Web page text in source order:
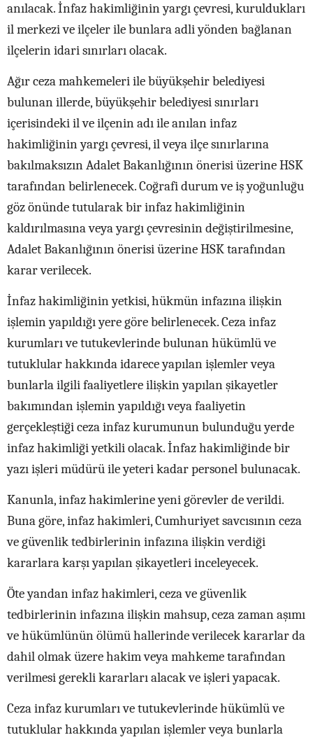
anılacak. İnfaz hakimliğinin yargı çevresi, kuruldukları
il merkezi ve ilçeler ile bunlara adli yönden bağlanan
ilçelerin idari sınırları olacak.
Ağır ceza mahkemeleri ile büyükşehir belediyesi
bulunan illerde, büyükşehir belediyesi sınırları
içerisindeki il ve ilçenin adı ile anılan infaz
hakimliğinin yargı çevresi, il veya ilçe sınırlarına
bakılmaksızın Adalet Bakanlığının önerisi üzerine HSK
tarafından belirlenecek. Coğrafi durum ve iş yoğunluğu
göz önünde tutularak bir infaz hakimliğinin
kaldırılmasına veya yargı çevresinin değiştirilmesine,
Adalet Bakanlığının önerisi üzerine HSK tarafından
karar verilecek.
İnfaz hakimliğinin yetkisi, hükmün infazına ilişkin
işlemin yapıldığı yere göre belirlenecek. Ceza infaz
kurumları ve tutukevlerinde bulunan hükümlü ve
tutuklular hakkında idarece yapılan işlemler veya
bunlarla ilgili faaliyetlere ilişkin yapılan şikayetler
bakımından işlemin yapıldığı veya faaliyetin
gerçekleştiği ceza infaz kurumunun bulunduğu yerde
infaz hakimliği yetkili olacak. İnfaz hakimliğinde bir
yazı işleri müdürü ile yeteri kadar personel bulunacak.
Kanunla, infaz hakimlerine yeni görevler de verildi.
Buna göre, infaz hakimleri, Cumhuriyet savcısının ceza
ve güvenlik tedbirlerinin infazına ilişkin verdiği
kararlara karşı yapılan şikayetleri inceleyecek.
Öte yandan infaz hakimleri, ceza ve güvenlik
tedbirlerinin infazına ilişkin mahsup, ceza zaman aşımı
ve hükümlünün ölümü hallerinde verilecek kararlar da
dahil olmak üzere hakim veya mahkeme tarafından
verilmesi gerekli kararları alacak ve işleri yapacak.
Ceza infaz kurumları ve tutukevlerinde hükümlü ve
tutuklular hakkında yapılan işlemler veya bunlarla